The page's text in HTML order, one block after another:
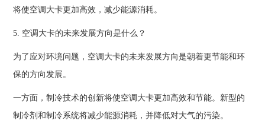
将使空调大卡更加高效，减少能源消耗。
5. 空调大卡的未来发展方向是什么？
为了应对环境问题，空调大卡的未来发展方向是朝着更节能和环
保的方向发展。
一方面，制冷技术的创新将使空调大卡更加高效和节能。新型的
制冷剂和制冷系统将减少能源消耗，并降低对大气的污染。